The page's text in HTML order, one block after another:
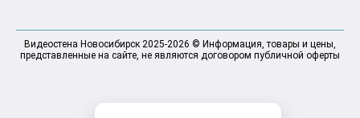
Видеостена Новосибирск 2025-2026 © Информация, товары и цены,
представленные на сайте, не являются договором публичной оферты